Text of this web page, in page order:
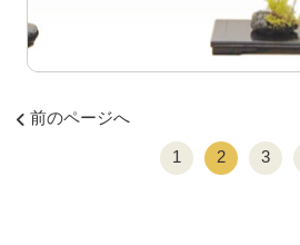
前のページへ
1 2 3